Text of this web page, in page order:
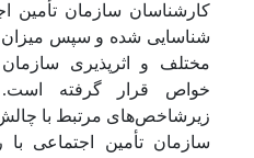
کارشناسان سازمان تأمین
شناسایی شده و سپس میزان
مختلف و اثرپذیری
خواص قرار گرفته
زیرشاخص‌های مرتبط با
سازمان تأمین اجتماعی